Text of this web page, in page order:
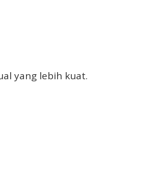
yang lebih kuat.